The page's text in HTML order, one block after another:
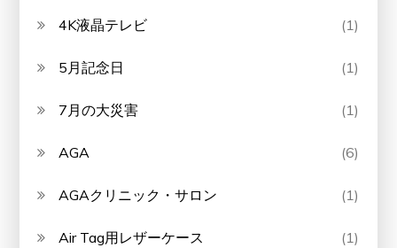
4K液晶テレビ (1)
5月記念日 (1)
7月の大災害 (1)
AGA (6)
AGAクリニック・サロン (1)
Air Tag用レザーケース (1)